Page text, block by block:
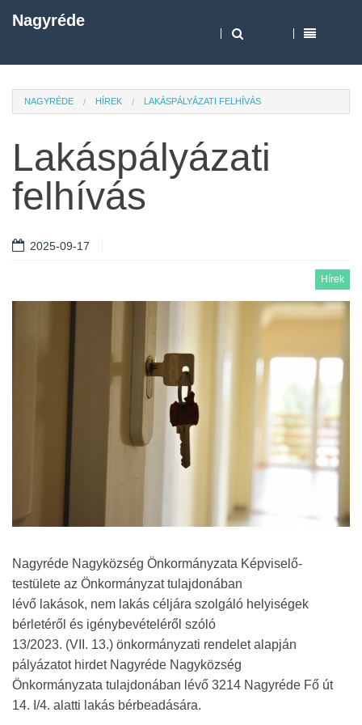
Nagyréde
NAGYRÉDE HÍREK LAKÁSPÁLYÁZATI FELHÍVÁS
Lakáspályázati
felhívás
2025-09-17
Hírek
Nagyréde Nagyközség Önkormányzata Képviselő-
testülete az Önkormányzat tulajdonában
lévő lakások, nem lakás céljára szolgáló helyiségek
bérletéről és igénybevételéről szóló
13/2023. (VII. 13.) önkormányzati rendelet alapján
pályázatot hirdet Nagyréde Nagyközség
Önkormányzata tulajdonában lévő 3214 Nagyréde Fő út
14. I/4. alatti lakás bérbeadására.